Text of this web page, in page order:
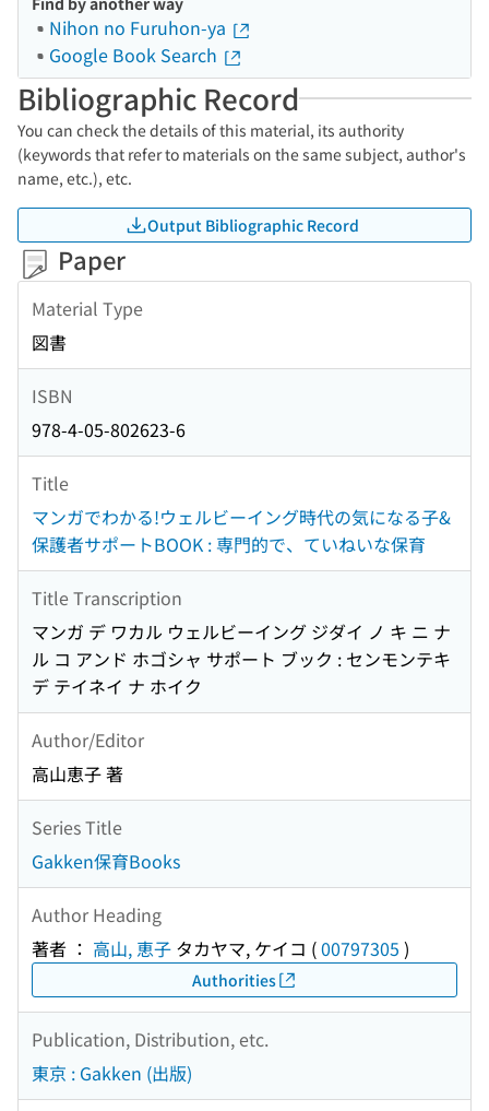
Nihon no Furuhon-ya
Google Book Search
Bibliographic Record
You can check the details of this material, its authority
(keywords that refer to materials on the same subject, author's
name, etc.), etc.
Output Bibliographic Record
Paper
Material Type
図書
ISBN
978-4-05-802623-6
Title
マンガでわかる!ウェルビーイング時代の気になる子&
保護者サポートBOOK : 専門的で、ていねいな保育
Title Transcription
マンガ デ ワカル ウェルビーイング ジダイ ノ キ ニ ナ
ル コ アンド ホゴシャ サポート ブック : センモンテキ
デ テイネイ ナ ホイク
Author/Editor
高山恵子 著
Series Title
Gakken保育Books
Author Heading
著者 ： 高山, 恵子 タカヤマ, ケイコ (00797305 )
Authorities
Publication, Distribution, etc.
東京 : Gakken (出版)